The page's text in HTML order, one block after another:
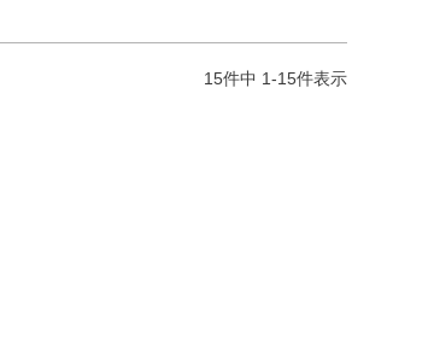
15件中 1-15件表示